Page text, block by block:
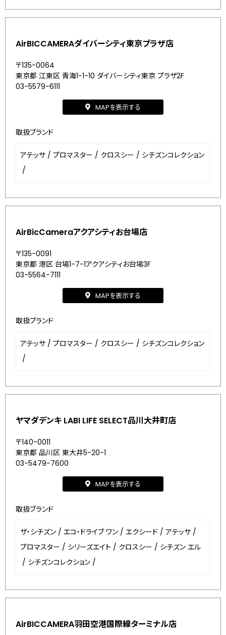
AirBICCAMERAダイバーシティ東京プラザ店
〒135-0064
東京都 江東区 青海1-1-10 ダイバーシティ東京 プラザ2F
03-5579-6111
MAPを表示する
取扱ブランド
アテッサ / プロマスター / クロスシー / シチズンコレクション
/
AirBicCameraアクアシティお台場店
〒135-0091
東京都 港区 台場1-7-1アクアシティお台場3F
03-5564-7111
MAPを表示する
取扱ブランド
アテッサ / プロマスター / クロスシー / シチズンコレクション
/
ヤマダデンキ LABI LIFE SELECT品川大井町店
〒140-0011
東京都 品川区 東大井5-20-1
03-5479-7600
MAPを表示する
取扱ブランド
ザ・シチズン / エコ・ドライブ ワン / エクシード / アテッサ /
プロマスター / シリーズエイト / クロスシー / シチズン エル
/ シチズンコレクション /
AirBICCAMERA羽田空港国際線ターミナル店